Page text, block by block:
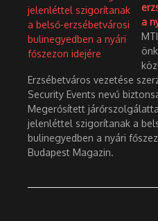
a
Erzsébetváros vezetése
Security Events nevű
Megerősített
jelenléttel szigorítanak a
bulinegyedben a nyári
Budapest Magazin.